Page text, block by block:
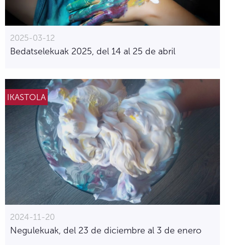
2025-03-12
Bedatselekuak 2025, del 14 al 25 de abril
IKASTOLA
2024-11-20
Negulekuak, del 23 de diciembre al 3 de enero